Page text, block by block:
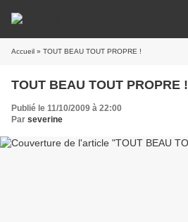
Accueil » TOUT BEAU TOUT PROPRE !
TOUT BEAU TOUT PROPRE !
Publié le 11/10/2009 à 22:00
Par severine